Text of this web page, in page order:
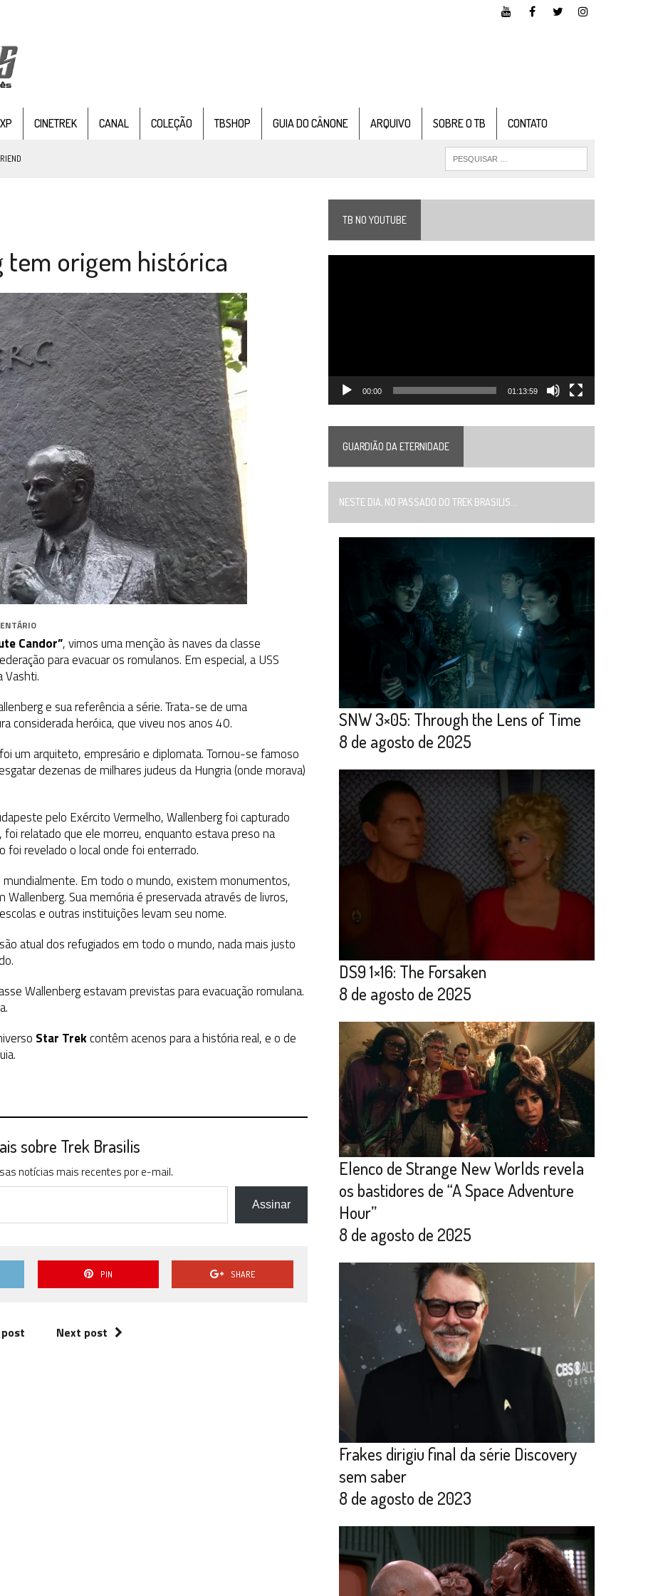
CINETREK CANAL COLEÇÃO TBSHOP GUIA DO CÂNONE ARQUIVO SOBRE O TB CONTATO
DE STRANGE NEW WORDS
DO FILME DE FÃS AXANAR HORAS APÓS ESTREIA
– “THE GRIFFIN INCIDENT” (4×02)
O FIM DE UMA ERA NA SDCC
DESTAR TREK SOBRE DIFERENTES PONTOS DE VISTA
STAR TREK SOBRE PATERNIDADE
tem origem histórica
Candor”, vimos uma menção às naves da classe
para evacuar os romulanos. Em especial, a USS
Vashti.
e sua referência a série. Trata-se de uma
considerada heróica, que viveu nos anos 40.
um arquiteto, empresário e diplomata. Tornou-se famoso
dezenas de milhares judeus da Hungria (onde morava)
pelo Exército Vermelho, Wallenberg foi capturado
relatado que ele morreu, enquanto estava preso na
foi revelado o local onde foi enterrado.
Em todo o mundo, existem monumentos,
Sua memória é preservada através de livros,
e outras instituições levam seu nome.
atual dos refugiados em todo o mundo, nada mais justo
Wallenberg estavam previstas para evacuação romulana.
Star Trekcontêm acenos para a história real, e o de
sobre Trek Brasilis
notícias mais recentes por e-mail.
Assinar
PIN SHARE
Next post
TB NO YOUTUBE
00:00 01:13:59
GUARDIÃO DA ETERNIDADE
NESTE DIA, NO PASSADO DO TREK BRASILIS...
SNW 3×05: Through the Lens of Time
8 de agosto de 2025
DS9 1×16: The Forsaken
8 de agosto de 2025
Elenco de Strange New Worlds revela
os bastidores de “A Space Adventure
Hour”
8 de agosto de 2025
Frakes dirigiu final da série Discovery
sem saber
8 de agosto de 2023